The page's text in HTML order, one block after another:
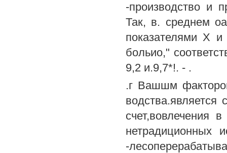
-производство и
Так, в. среднем
показателями X
больио,"
9,2 и.9,7*!. - .
.г Вашшм
водства.является
счет,вовлечения
нетрадиционных
-